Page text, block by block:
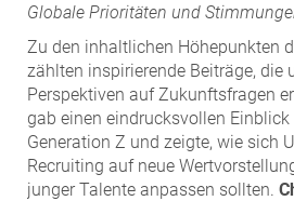
Globale Prioritäten und
Zu den inhaltlichen Höhepunkten
zählten inspirierende Beiträge, die
Perspektiven auf Zukunftsfragen
gab einen eindrucksvollen Einblick
Generation Z und zeigte, wie sich
Recruiting auf neue
junger Talente anpassen sollten.